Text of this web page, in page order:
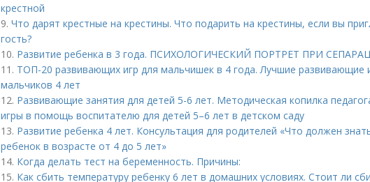
крестной
9. Что дарят крестные на крестины. Что подарить на крестины, если вы
гость?
10. Развитие ребенка в 3 года. ПСИХОЛОГИЧЕСКИЙ ПОРТРЕТ ПРИ
11. ТОП-20 развивающих игр для мальчишек в 4 года. Лучшие развивающие
мальчиков 4 лет
12. Развивающие занятия для детей 5-6 лет. Методическая копилка
игры в помощь воспитателю для детей 5–6 лет в детском саду
13. Развитие ребенка 4 лет. Консультация для родителей «Что должен
ребенок в возрасте от 4 до 5 лет»
14. Когда делать тест на беременность. Причины:
15. Как сбить температуру ребенку 6 лет в домашних условиях. Стоит ли